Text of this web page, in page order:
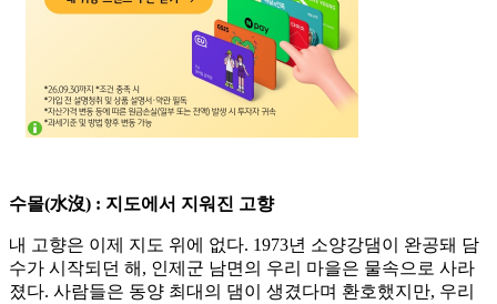
수몰(水沒) : 지도에서 지워진 고향
내 고향은 이제 지도 위에 없다. 1973년 소양강댐이 완공돼 담
수가 시작되던 해, 인제군 남면의 우리 마을은 물속으로 사라
졌다. 사람들은 동양 최대의 댐이 생겼다며 환호했지만, 우리